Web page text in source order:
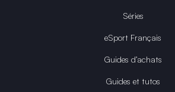
Séries
eSport Français
Guides d’achats
Guides et tutos